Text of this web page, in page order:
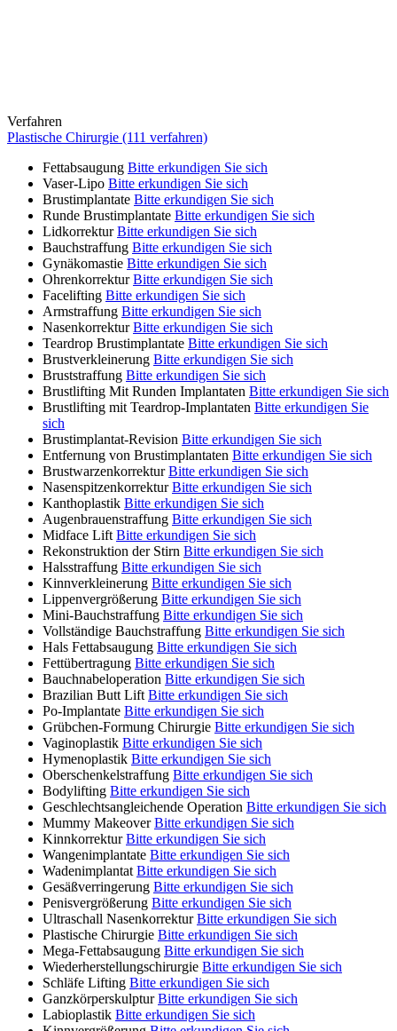
Verfahren
Plastische Chirurgie (111 verfahren)
Fettabsaugung Bitte erkundigen Sie sich
Vaser-Lipo Bitte erkundigen Sie sich
Brustimplantate Bitte erkundigen Sie sich
Runde Brustimplantate Bitte erkundigen Sie sich
Lidkorrektur Bitte erkundigen Sie sich
Bauchstraffung Bitte erkundigen Sie sich
Gynäkomastie Bitte erkundigen Sie sich
Ohrenkorrektur Bitte erkundigen Sie sich
Facelifting Bitte erkundigen Sie sich
Armstraffung Bitte erkundigen Sie sich
Nasenkorrektur Bitte erkundigen Sie sich
Teardrop Brustimplantate Bitte erkundigen Sie sich
Brustverkleinerung Bitte erkundigen Sie sich
Bruststraffung Bitte erkundigen Sie sich
Brustlifting Mit Runden Implantaten Bitte erkundigen Sie sich
Brustlifting mit Teardrop-Implantaten Bitte erkundigen Sie
sich
Brustimplantat-Revision Bitte erkundigen Sie sich
Entfernung von Brustimplantaten Bitte erkundigen Sie sich
Brustwarzenkorrektur Bitte erkundigen Sie sich
Nasenspitzenkorrektur Bitte erkundigen Sie sich
Kanthoplastik Bitte erkundigen Sie sich
Augenbrauenstraffung Bitte erkundigen Sie sich
Midface Lift Bitte erkundigen Sie sich
Rekonstruktion der Stirn Bitte erkundigen Sie sich
Halsstraffung Bitte erkundigen Sie sich
Kinnverkleinerung Bitte erkundigen Sie sich
Lippenvergrößerung Bitte erkundigen Sie sich
Mini-Bauchstraffung Bitte erkundigen Sie sich
Vollständige Bauchstraffung Bitte erkundigen Sie sich
Hals Fettabsaugung Bitte erkundigen Sie sich
Fettübertragung Bitte erkundigen Sie sich
Bauchnabeloperation Bitte erkundigen Sie sich
Brazilian Butt Lift Bitte erkundigen Sie sich
Po-Implantate Bitte erkundigen Sie sich
Grübchen-Formung Chirurgie Bitte erkundigen Sie sich
Vaginoplastik Bitte erkundigen Sie sich
Hymenoplastik Bitte erkundigen Sie sich
Oberschenkelstraffung Bitte erkundigen Sie sich
Bodylifting Bitte erkundigen Sie sich
Geschlechtsangleichende Operation Bitte erkundigen Sie sich
Mummy Makeover Bitte erkundigen Sie sich
Kinnkorrektur Bitte erkundigen Sie sich
Wangenimplantate Bitte erkundigen Sie sich
Wadenimplantat Bitte erkundigen Sie sich
Gesäßverringerung Bitte erkundigen Sie sich
Penisvergrößerung Bitte erkundigen Sie sich
Ultraschall Nasenkorrektur Bitte erkundigen Sie sich
Plastische Chirurgie Bitte erkundigen Sie sich
Mega-Fettabsaugung Bitte erkundigen Sie sich
Wiederherstellungschirurgie Bitte erkundigen Sie sich
Schläfe Lifting Bitte erkundigen Sie sich
Ganzkörperskulptur Bitte erkundigen Sie sich
Labioplastik Bitte erkundigen Sie sich